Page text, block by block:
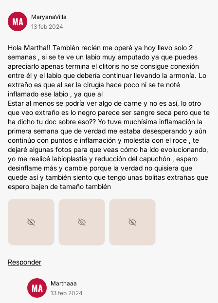
MA
MaryanaVilla
13 feb 2024
Hola Martha!! También recién me operé ya hoy llevo solo 2
semanas , si se te ve un labio muy amputado ya que puedes
apreciarlo apenas termina el clitoris no se consigue conexión
entre él y el labio que debería continuar llevando la armonía. Lo
extraño es que al ser la cirugía hace poco ni se te noté
inflamado ese labio , ya que al
Estar al menos se podría ver algo de carne y no es así, lo otro
que veo extraño es lo negro parece ser sangre seca pero que te
ha dicho tu doc sobre eso?? Yo tuve muchísima inflamación la
primera semana que de verdad me estaba desesperando y aún
continúo con puntos e inflamación y molestia con el roce , te
dejaré algunas fotos para que veas cómo ha ido evolucionando,
yo me realicé labioplastia y reducción del capuchón , espero
desinflame más y cambie porque la verdad no quisiera que
quede así y también siento que tengo unas bolitas extrañas que
espero bajen de tamaño también
Responder
MA
Marthaaa
13 feb 2024